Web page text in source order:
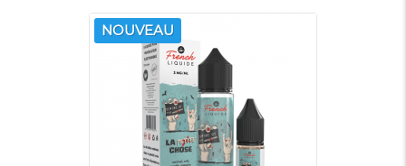
NOUVEAU